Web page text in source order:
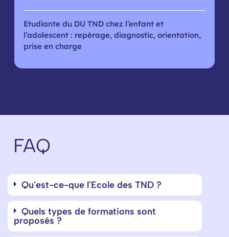
Etudiante du DU TND chez l’enfant et
l’adolescent : repérage, diagnostic, orientation,
prise en charge
FAQ
Qu'est-ce-que l'Ecole des TND ?
Quels types de formations sont
proposés ?